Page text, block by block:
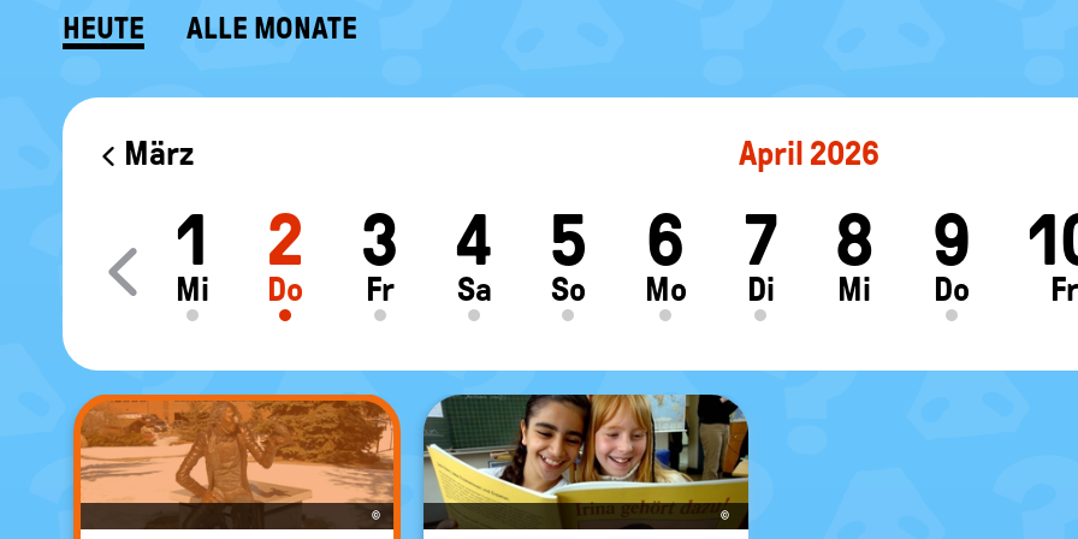
HEUTE ALLE MONATE
KALENDER April 2026
März
1
Mi
2
Do
3
Fr
4
Sa
5
So
6
Mo
7
Di
8
Mi
9
Do Fr
Move slider content left
© ©